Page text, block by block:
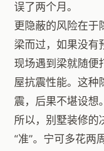
误了两个月。
更隐蔽的风险在于
梁而过，如果没有
现场遇到梁就随便
屋抗震性能。这种
震，后果不堪设想。
所以，别墅装修的
“准”。宁可多花两